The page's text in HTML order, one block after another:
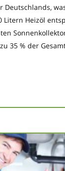
Deutschlands,
Litern Heizöl
35 % der